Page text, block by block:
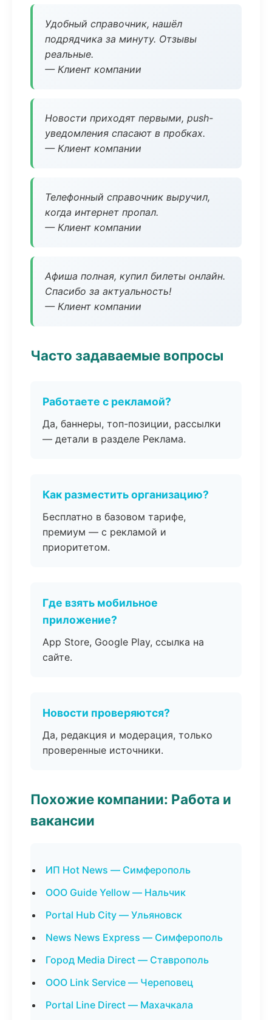
Удобный справочник, нашёл
подрядчика за минуту. Отзывы
реальные.
— Клиент компании
Новости приходят первыми, push-
уведомления спасают в пробках.
— Клиент компании
Телефонный справочник выручил,
когда интернет пропал.
— Клиент компании
Афиша полная, купил билеты онлайн.
Спасибо за актуальность!
— Клиент компании
Часто задаваемые вопросы
Работаете с рекламой?
Да, баннеры, топ-позиции, рассылки
— детали в разделе Реклама.
Как разместить организацию?
Бесплатно в базовом тарифе,
премиум — с рекламой и
приоритетом.
Где взять мобильное
приложение?
App Store, Google Play, ссылка на
сайте.
Новости проверяются?
Да, редакция и модерация, только
проверенные источники.
Похожие компании: Работа и
вакансии
ИП Hot News — Симферополь
ООО Guide Yellow — Нальчик
Portal Hub City — Ульяновск
News News Express — Симферополь
Город Media Direct — Ставрополь
ООО Link Service — Череповец
Portal Line Direct — Махачкала